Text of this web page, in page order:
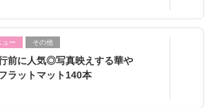
ュー その他
前に人気◎写真映えする華や
ラットマット140本